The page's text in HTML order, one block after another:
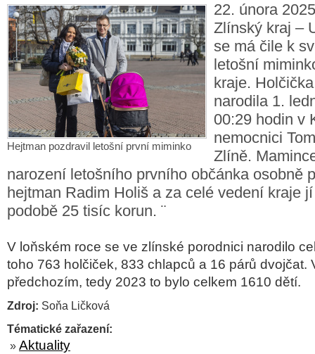
Hejtman pozdravil letošní první miminko
22. února
Zlínský kraj –
se má čile k
letošní
kraje.
narodila 1.
00:29 hodin v
nemocnici
Zlíně.
narození letošního prvního občánka osobně
hejtman Radim Holiš a za celé vedení kraje
podobě 25 tisíc korun. ¨
V loňském roce se ve zlínské porodnici narodilo
toho 763 holčiček, 833 chlapců a 16 párů dvojčat.
předchozím, tedy 2023 to bylo celkem 1610 dětí.
Zdroj: Soňa Ličková
Tématické zařazení:
» Aktuality